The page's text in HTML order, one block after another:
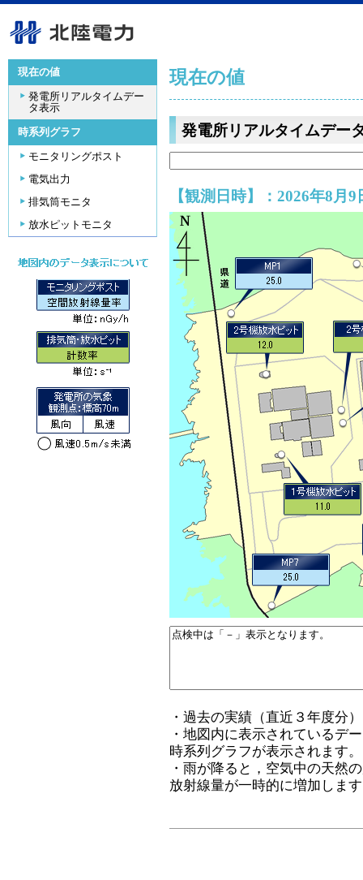
現在の値
発電所リアルタイムデー
タ表示
時系列グラフ
モニタリングポスト
電気出力
排気筒モニタ
放水ピットモニタ
現在の値
発電所リアルタイムデー
【観測日時】：2026年8月
・過去の実績（直近３年度分
・地図内に表示されているデ
時系列グラフが表示されます。
・雨が降ると，空気中の天然
放射線量が一時的に増加しま